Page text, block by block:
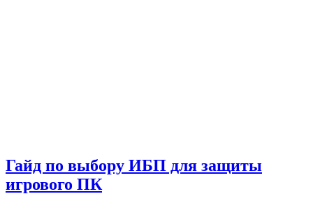
Гайд по выбору ИБП для защиты
игрового ПК